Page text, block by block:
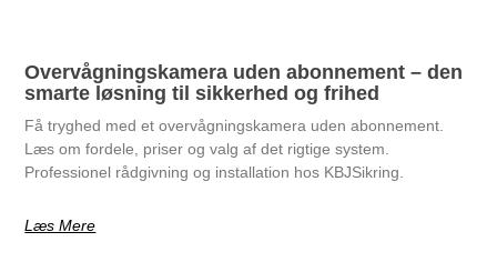
Overvågningskamera uden abonnement – den
smarte løsning til sikkerhed og frihed
Få tryghed med et overvågningskamera uden abonnement.
Læs om fordele, priser og valg af det rigtige system.
Professionel rådgivning og installation hos KBJSikring.
Læs Mere